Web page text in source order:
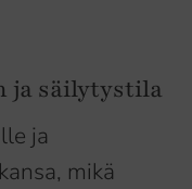
ja säilytystila
ja
mikä